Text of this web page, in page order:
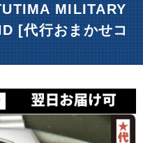
MILITARY
[代行おまかせコ